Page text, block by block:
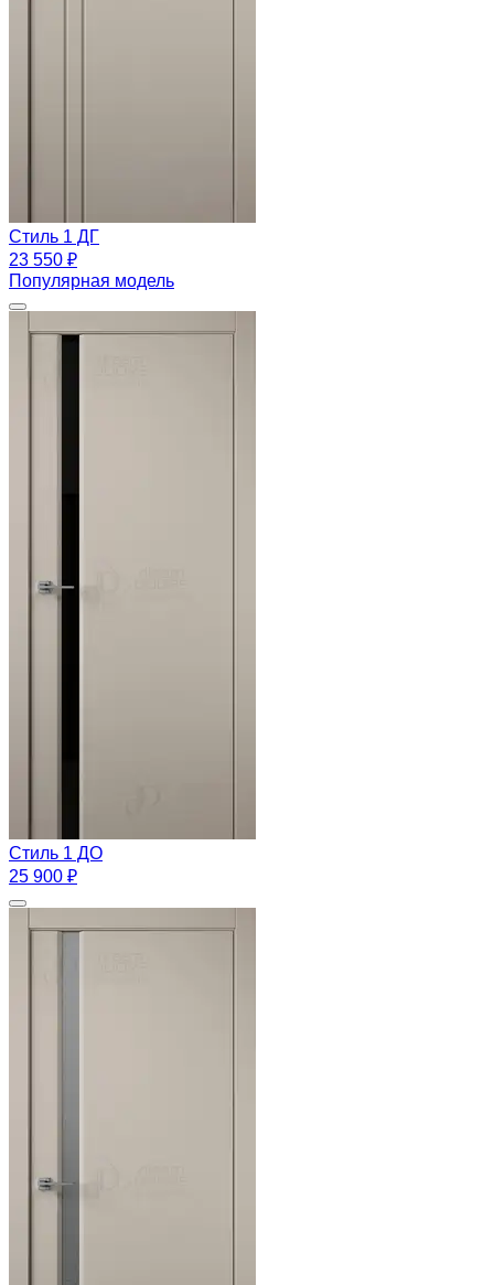
Стиль 1 ДГ
23 550 ₽
Популярная модель
Стиль 1 ДО
25 900 ₽